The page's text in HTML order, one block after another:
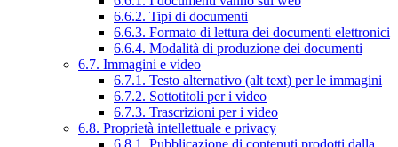
6.6.2. Tipi di documenti
6.6.3. Formato di lettura dei documenti elettronici
6.6.4. Modalità di produzione dei documenti
6.7. Immagini e video
6.7.1. Testo alternativo (alt text) per le immagini
6.7.2. Sottotitoli per i video
6.7.3. Trascrizioni per i video
6.8. Proprietà intellettuale e privacy
6.8.1. Pubblicazione di contenuti prodotti dalla